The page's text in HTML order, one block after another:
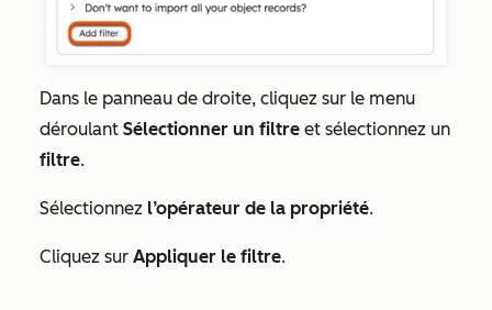
Dans le panneau de droite, cliquez sur le menu
déroulant Sélectionner un filtre et sélectionnez un
filtre.
Sélectionnez l’opérateur de la propriété.
Cliquez sur Appliquer le filtre.